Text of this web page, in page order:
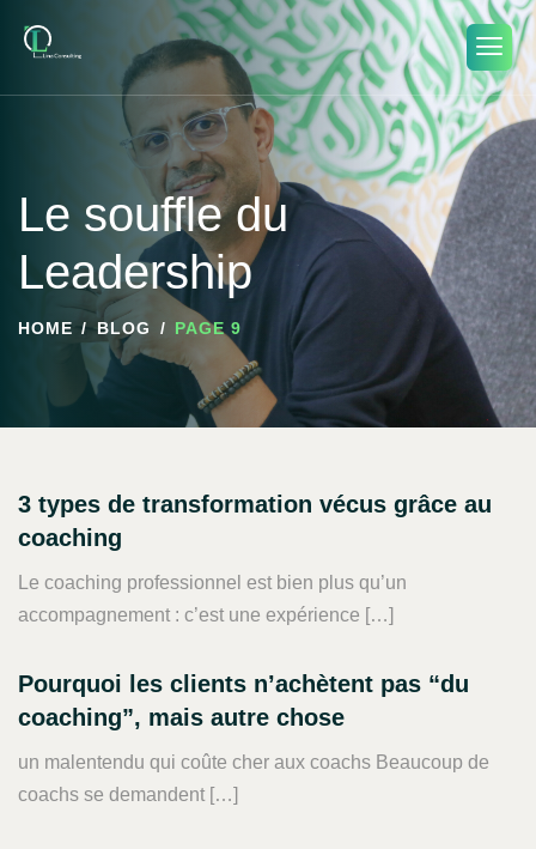
Le souffle du
Leadership
HOME BLOG PAGE 9
3 types de transformation vécus grâce au
coaching
Le coaching professionnel est bien plus qu’un
accompagnement : c’est une expérience […]
Pourquoi les clients n’achètent pas “du
coaching”, mais autre chose
un malentendu qui coûte cher aux coachs Beaucoup de
coachs se demandent […]